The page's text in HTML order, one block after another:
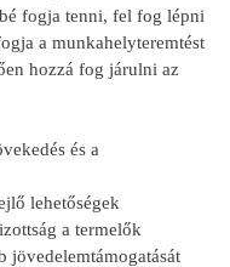
fogja tenni, fel fog lépni
a munkahelyteremtést
hozzá fog járulni az
és a
lehetőségek
a termelők
jövedelemtámogatását